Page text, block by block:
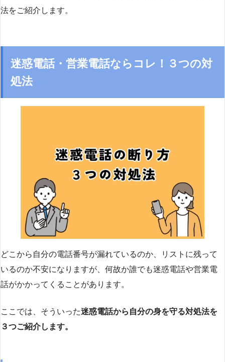
法をご紹介します。
迷惑電話・営業電話ならコレ！３つの対
処法
どこから自分の電話番号が漏れているのか、リストに残って
いるのか不安になりますが、何故か誰でも迷惑電話や営業電
話がかかってくることがあります。
ここでは、そういった迷惑電話から自分の身を守る対処法を
３つご紹介します。